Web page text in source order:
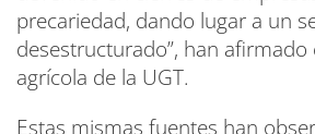
precariedad, dando lugar a un
desestructurado”, han afirmado
agrícola de la UGT.
Estas mismas fuentes han